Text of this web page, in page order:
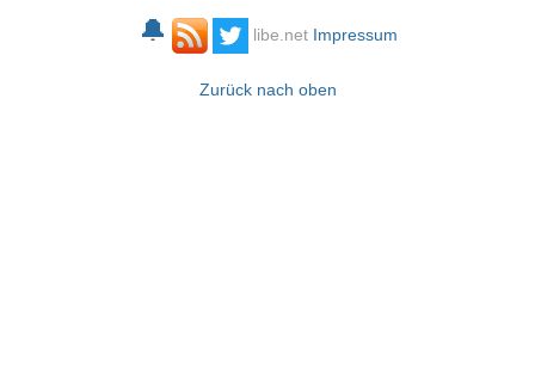
🔔 libe.net Impressum
Zurück nach oben